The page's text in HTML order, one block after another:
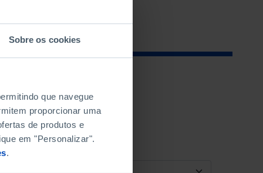
Sobre os cookies
que navegue
proporcionar uma
de produtos e
em "Personalizar".
.
ORDENAR POR